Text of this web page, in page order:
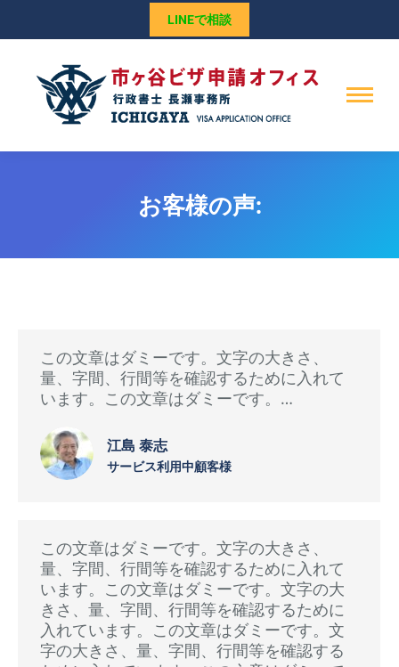
LINEで相談
お客様の声:
この文章はダミーです。文字の大きさ、
量、字間、行間等を確認するために入れて
います。この文章はダミーです。…
江島 泰志
サービス利用中顧客様
この文章はダミーです。文字の大きさ、
量、字間、行間等を確認するために入れて
います。この文章はダミーです。文字の大
きさ、量、字間、行間等を確認するために
入れています。この文章はダミーです。文
字の大きさ、量、字間、行間等を確認する